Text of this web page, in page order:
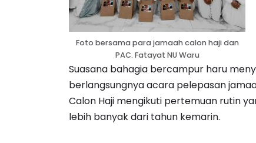
Foto bersama para jamaah calon haji dan
PAC. Fatayat NU Waru
Suasana bahagia bercampur haru
berlangsungnya acara pelepasan
Calon Haji mengikuti pertemuan rutin
lebih banyak dari tahun kemarin.